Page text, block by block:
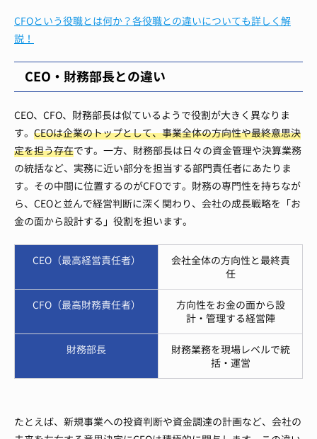
CFOという役職とは何か？各役職との違いについても詳しく解
説！
CEO・財務部長との違い
CEO、CFO、財務部長は似ているようで役割が大きく異なりま
す。 CEOは企業のトップとして、事業全体の方向性や最終意思決
定を担う存在です。一方、財務部長は日々の資金管理や決算業務
の統括など、実務に近い部分を担当する部門責任者にあたりま
す。その中間に位置するのがCFOです。財務の専門性を持ちなが
ら、CEOと並んで経営判断に深く関わり、会社の成長戦略を「お
金の面から設計する」役割を担います。
CEO（最高経営責任者）
会社全体の方向性と最終責
任
CFO（最高財務責任者）
方向性をお金の面から設
計・管理する経営陣
財務部長
財務業務を現場レベルで統
括・運営
たとえば、新規事業への投資判断や資金調達の計画など、会社の